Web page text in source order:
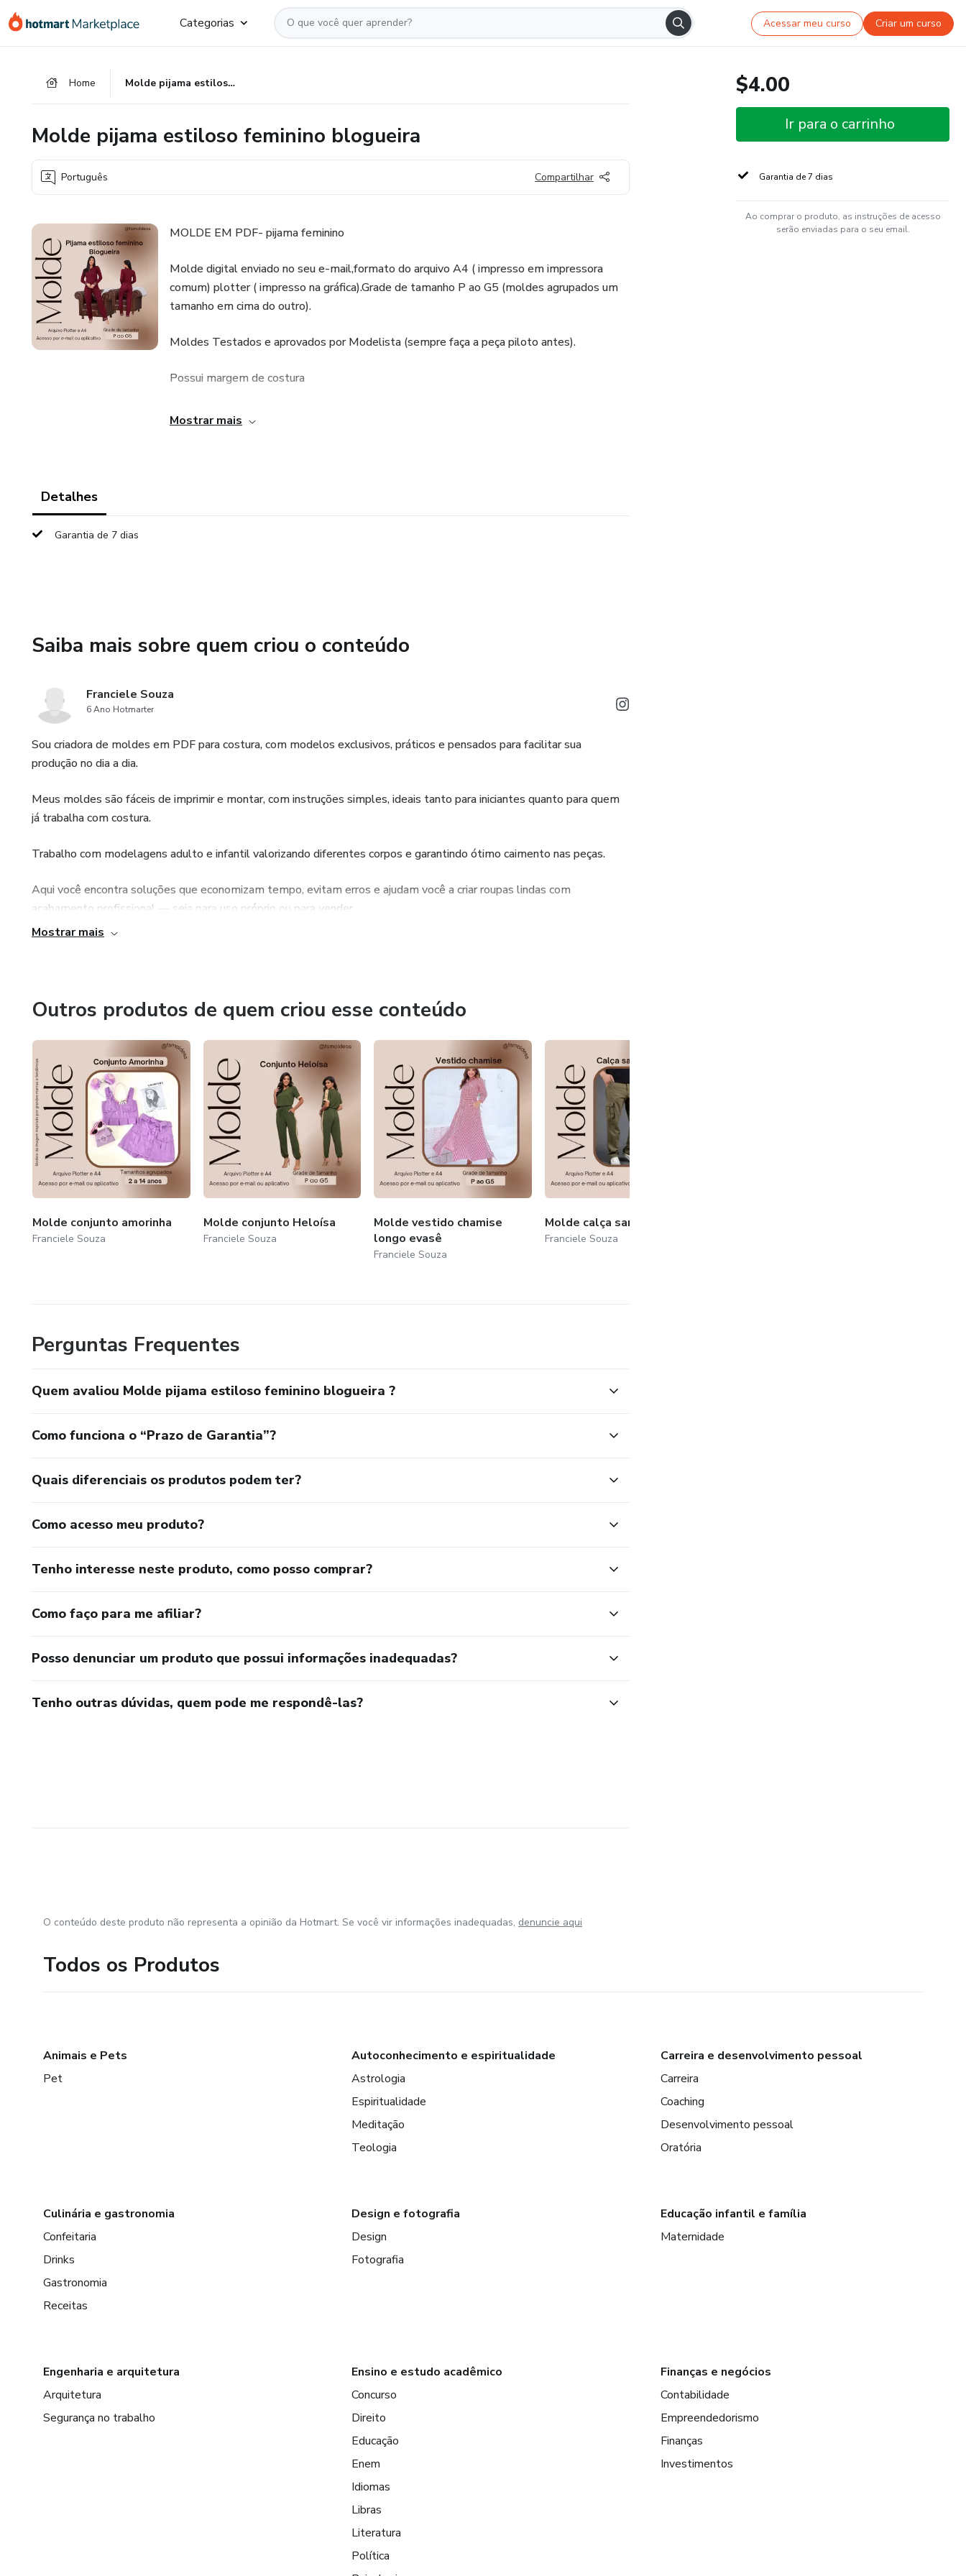
para
para
para
Categorias Acessar meu curso Criar um curso
Home Molde pijama estiloso feminino blogueira
Molde pijama estiloso feminino blogueira
Português Compartilhar
MOLDE EM PDF- pijama feminino
Molde digital enviado no seu e-mail,formato do arquivo A4 ( impresso em impressora
comum) plotter ( impresso na gráfica).Grade de tamanho P ao G5 (moldes agrupados um
tamanho em cima do outro).
Moldes Testados e aprovados por Modelista (sempre faça a peça piloto antes).
Possui margem de costura
Após a compra do produto é proibido a revenda.
Mostrar mais
Detalhes
Garantia de 7 dias
Saiba mais sobre quem criou o conteúdo
Franciele Souza
6 Ano Hotmarter
Sou criadora de moldes em PDF para costura, com modelos exclusivos, práticos e pensados para facilitar sua
produção no dia a dia.
Meus moldes são fáceis de imprimir e montar, com instruções simples, ideais tanto para iniciantes quanto para quem
já trabalha com costura.
Trabalho com modelagens adulto e infantil valorizando diferentes corpos e garantindo ótimo caimento nas peças.
Aqui você encontra soluções que economizam tempo, evitam erros e ajudam você a criar roupas lindas com
acabamento profissional — seja para uso próprio ou para vender.
Mostrar mais
Outros produtos de quem criou esse conteúdo
Molde conjunto amorinha
Franciele Souza
Molde conjunto Heloísa
Franciele Souza
Molde vestido chamise
longo evasê
Franciele Souza
Molde calça sarja masculino
Franciele Souza
Perguntas Frequentes
Quem avaliou Molde pijama estiloso feminino blogueira ?
Como funciona o “Prazo de Garantia”?
Quais diferenciais os produtos podem ter?
Como acesso meu produto?
Tenho interesse neste produto, como posso comprar?
Como faço para me afiliar?
Posso denunciar um produto que possui informações inadequadas?
Tenho outras dúvidas, quem pode me respondê-las?
$4.00
Ir para o carrinho
Garantia de 7 dias
Ao comprar o produto, as instruções de acesso
serão enviadas para o seu email.
O conteúdo deste produto não representa a opinião da Hotmart. Se você vir informações inadequadas, denuncie aqui
Todos os Produtos
Animais e Pets
Pet
Autoconhecimento e espiritualidade
Astrologia
Espiritualidade
Meditação
Teologia
Carreira e desenvolvimento pessoal
Carreira
Coaching
Desenvolvimento pessoal
Oratória
Culinária e gastronomia
Confeitaria
Drinks
Gastronomia
Receitas
Design e fotografia
Design
Fotografia
Educação infantil e família
Maternidade
Engenharia e arquitetura
Arquitetura
Segurança no trabalho
Ensino e estudo acadêmico
Concurso
Direito
Educação
Enem
Idiomas
Libras
Literatura
Política
Finanças e negócios
Contabilidade
Empreendedorismo
Finanças
Investimentos